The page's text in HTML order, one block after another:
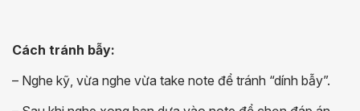
Cách tránh bẫy:
– Nghe kỹ, vừa nghe vừa take note để tránh “dính bẫy”.